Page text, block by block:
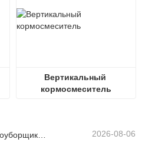
Вертикальный
кормосмеситель
2026-08-06